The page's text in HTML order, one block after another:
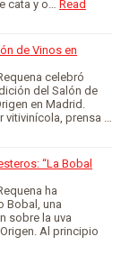
cata y o… Read
de Vinos en
celebró
del Salón de
en Madrid.
vitivinícola, prensa …
“La Bobal
ha
Bobal, una
sobre la uva
Al principio